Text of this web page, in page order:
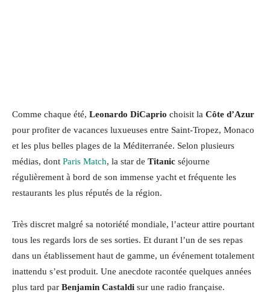
Comme chaque été, Leonardo DiCaprio choisit la Côte d’Azur
pour profiter de vacances luxueuses entre Saint-Tropez, Monaco
et les plus belles plages de la Méditerranée. Selon plusieurs
médias, dont Paris Match, la star de Titanic séjourne
régulièrement à bord de son immense yacht et fréquente les
restaurants les plus réputés de la région.
Très discret malgré sa notoriété mondiale, l’acteur attire pourtant
tous les regards lors de ses sorties. Et durant l’un de ses repas
dans un établissement haut de gamme, un événement totalement
inattendu s’est produit. Une anecdote racontée quelques années
plus tard par Benjamin Castaldi sur une radio française.